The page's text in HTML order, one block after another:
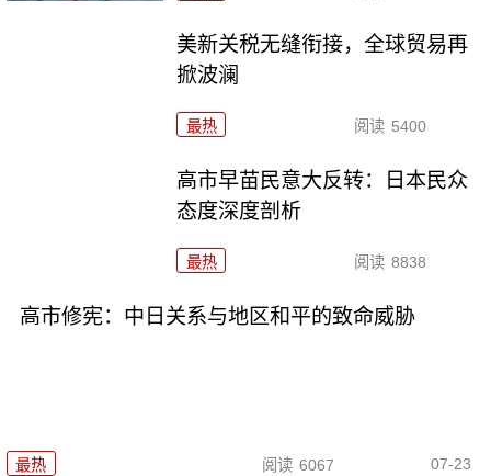
美新关税无缝衔接，全球贸易再
掀波澜
最热 阅读 5400
高市早苗民意大反转：日本民众
态度深度剖析
最热 阅读 8838
高市修宪：中日关系与地区和平的致命威胁
最热 阅读 6067 07-23